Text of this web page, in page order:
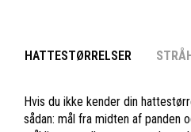
HATTESTØRRELSER
Hvis du ikke kender din
sådan: mål fra midten af panden